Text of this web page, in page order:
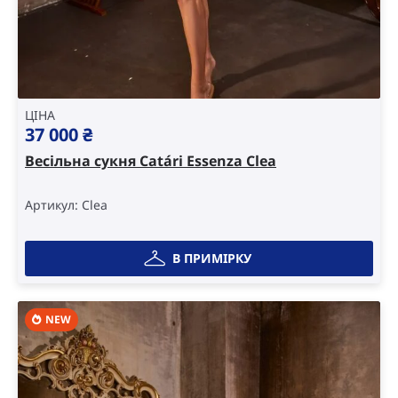
ЦІНА
37 000₴
Весільна сукня Catári Essenza Clea
Артикул: Clea
В ПРИМІРКУ
NEW